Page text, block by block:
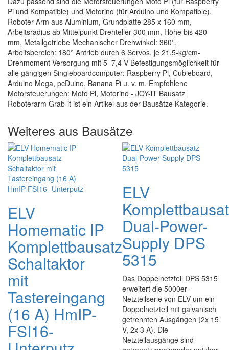
Pi und Kompatible) und Motorino (für Arduino und Kompatible).
Roboter-Arm aus Aluminium, Grundplatte 285 x 160 mm,
Arbeitsradius ab Mittelpunkt Drehteller 300 mm, Höhe bis 420
mm, Metallgetriebe Mechanischer Drehwinkel: 360°,
Arbeitsbereich: 180° Antrieb durch 6 Servos, je 21,5-kg/cm-
Drehmoment Versorgung mit 5–7,4 V Befestigungsmöglichkeit für
alle gängigen Singleboardcomputer: Raspberry Pi, Cubieboard,
Arduino Mega, pcDuino, Banana Pi u. v. m. Empfohlene
Motorsteuerungen: Moto Pi, Motorino - JOY-iT Bausatz
Roboterarm Grab-it ist ein Artikel aus der Bausätze Kategorie.
Weiteres aus Bausätze
ELV
Homematic IP
Komplettbausatz
Schaltaktor
mit
Tastereingang
(16 A) HmIP-
FSI16-
ELV
Dual-Power-
Supply DPS
5315
Das Doppelnetzteil DPS 5315
erweitert die 5000er-
Netzteilserie von ELV um ein
Doppelnetzteil mit galvanisch
getrennten Ausgängen (2x 15
V, 2x 3 A). Die
Netzteilausgänge sind